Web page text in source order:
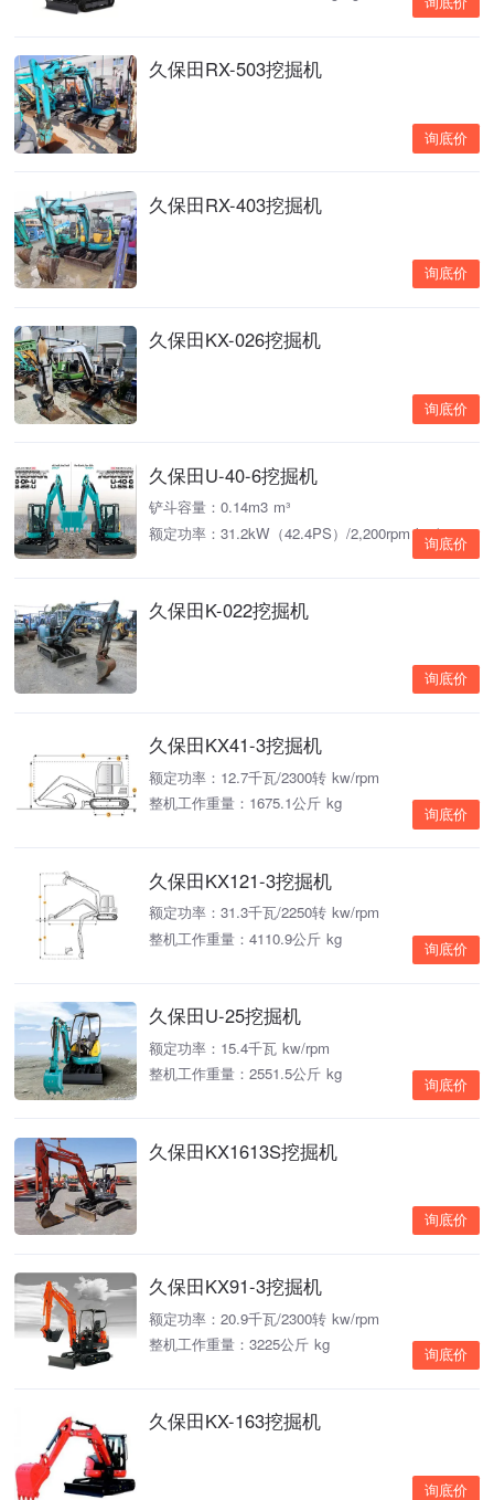
久保田RX-503挖掘机
询底价
久保田RX-403挖掘机
询底价
久保田KX-026挖掘机
询底价
久保田U-40-6挖掘机
铲斗容量：0.14m3 m³
额定功率：31.2kW（42.4PS）/2,200rpm kw/rpm
询底价
久保田K-022挖掘机
询底价
久保田KX41-3挖掘机
额定功率：12.7千瓦/2300转 kw/rpm
整机工作重量：1675.1公斤 kg
询底价
久保田KX121-3挖掘机
额定功率：31.3千瓦/2250转 kw/rpm
整机工作重量：4110.9公斤 kg
询底价
久保田U-25挖掘机
额定功率：15.4千瓦 kw/rpm
整机工作重量：2551.5公斤 kg
询底价
久保田KX1613S挖掘机
询底价
久保田KX91-3挖掘机
额定功率：20.9千瓦/2300转 kw/rpm
整机工作重量：3225公斤 kg
询底价
久保田KX-163挖掘机
询底价